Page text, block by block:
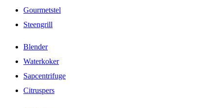
Gourmetstel
Steengrill
Blender
Waterkoker
Sapcentrifuge
Citruspers